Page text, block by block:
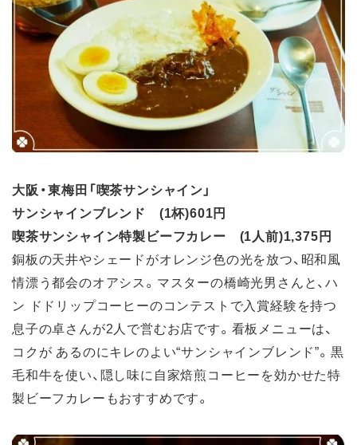
大阪・東梅田「喫茶サンシャイン」
サンシャインブレンド (1杯)601円
喫茶サンシャイン特製ビーフカレー (1人前)1,375円
銅板の天井やシェードがオレンジ色の光を放つ、昭和風
情漂う都会のオアシス。マスターの橋崎光男さんと、ハ
ン ドドリップコーヒーのコンテストで入賞経験を持つ
息子の卓さんが2人で営むお店です。看板メニューは、
コクが あるのにキレのよい“サンシャインブレンド”。黒
毛和牛を使い、隠し味に自家焙煎コーヒーを効かせた特
製ビーフカレーもおすすめです。